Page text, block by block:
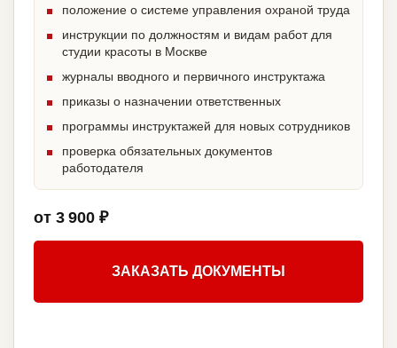
положение о системе управления охраной труда
инструкции по должностям и видам работ для
студии красоты в Москве
журналы вводного и первичного инструктажа
приказы о назначении ответственных
программы инструктажей для новых сотрудников
проверка обязательных документов
работодателя
от 3 900 ₽
ЗАКАЗАТЬ ДОКУМЕНТЫ